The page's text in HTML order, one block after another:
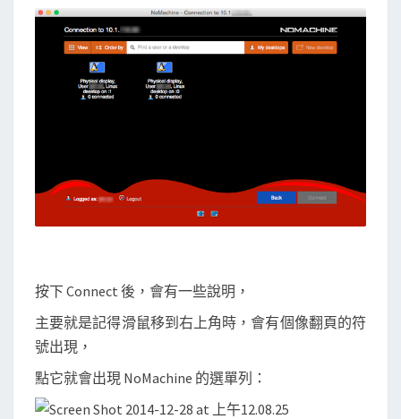
按下 Connect 後，會有一些說明，
主要就是記得滑鼠移到右上角時，會有個像翻頁的符
號出現，
點它就會出現 NoMachine 的選單列：